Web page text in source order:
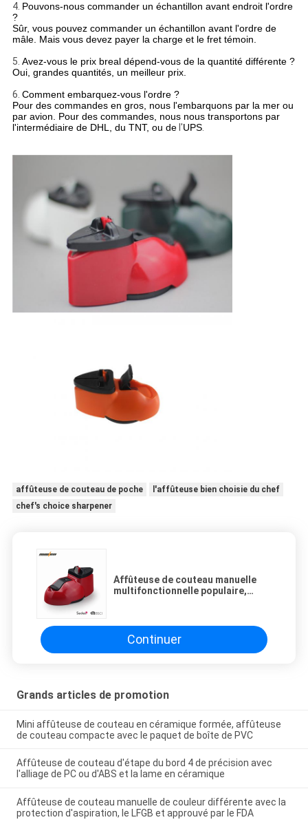
4. Pouvons-nous commander un échantillon avant endroit l'ordre
?
Sûr, vous pouvez commander un échantillon avant l'ordre de
mâle. Mais vous devez payer la charge et le fret témoin.
5. Avez-vous le prix breal dépend-vous de la quantité différente ?
Oui, grandes quantités, un meilleur prix.
6. Comment embarquez-vous l'ordre ?
Pour des commandes en gros, nous l'embarquons par la mer ou
par avion. Pour des commandes, nous nous transportons par
l'intermédiaire de DHL, du TNT, ou del'UPS.
affûteuse de couteau de poche
l'affûteuse bien choisie du chef
chef's choice sharpener
Affûteuse de couteau manuelle
multifonctionnelle populaire,
Continuer
Grands articles de promotion
Mini affûteuse de couteau en céramique formée, affûteuse
de couteau compacte avec le paquet de boîte de PVC
Affûteuse de couteau d'étape du bord 4 de précision avec
l'alliage de PC ou d'ABS et la lame en céramique
Affûteuse de couteau manuelle de couleur différente avec la
protection d'aspiration, le LFGB et approuvé par le FDA